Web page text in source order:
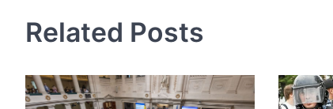
l’article
Related Posts